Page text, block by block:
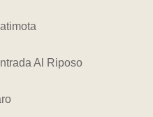
Al Riposo